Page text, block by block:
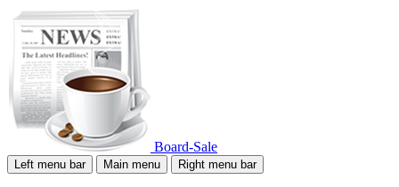
Board-Sale
Left menu bar Main menu Right menu bar